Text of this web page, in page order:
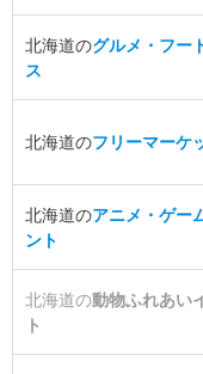
北海道のグルメ・フー
ス
北海道のフリーマーケ
北海道のアニメ・ゲー
ント
北海道の動物ふれあい
ト